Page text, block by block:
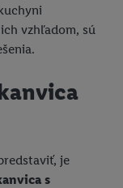
vzhľadom, sú
je
s